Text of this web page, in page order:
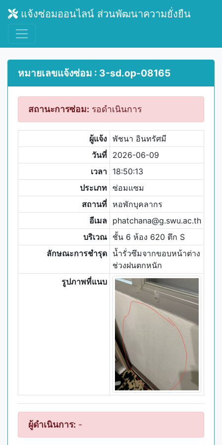
แจ้งซ่อมออนไลน์ ส่วนพัฒนาความยั่งยืน
หมายเลขแจ้งซ่อม : 3-sd.op-08165
สถานะการซ่อม: รอดำเนินการ
ผู้แจ้ง พัชนา อินทรัศมี
วันที่ 2026-06-09
เวลา 18:50:13
ประเภท ซ่อมแซม
สถานที่ หอพักบุคลากร
อีเมล phatchana@g.swu.ac.th
บริเวณ ชั้น 6 ห้อง 620 ตึก S
ลักษณะการชำรุด น้ำรั่วซึมจากขอบหน้าต่าง
ช่วงฝนตกหนัก
รูปภาพที่แนบ
ผู้ดำเนินการ: -